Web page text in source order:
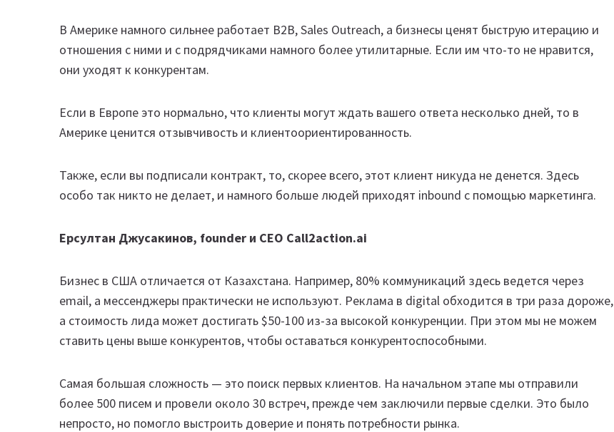
В Америке намного сильнее работает B2B, Sales Outreach, а бизнесы ценят быструю итерацию и
отношения с ними и с подрядчиками намного более утилитарные. Если им что-то не нравится,
они уходят к конкурентам.
Если в Европе это нормально, что клиенты могут ждать вашего ответа несколько дней, то в
Америке ценится отзывчивость и клиентоориентированность.
Также, если вы подписали контракт, то, скорее всего, этот клиент никуда не денется. Здесь
особо так никто не делает, и намного больше людей приходят inbound с помощью маркетинга.
Ерсултан Джусакинов, founder и CEO Call2action.ai
Бизнес в США отличается от Казахстана. Например, 80% коммуникаций здесь ведется через
email, а мессенджеры практически не используют. Реклама в digital обходится в три раза дороже,
а стоимость лида может достигать $50-100 из-за высокой конкуренции. При этом мы не можем
ставить цены выше конкурентов, чтобы оставаться конкурентоспособными.
Самая большая сложность — это поиск первых клиентов. На начальном этапе мы отправили
более 500 писем и провели около 30 встреч, прежде чем заключили первые сделки. Это было
непросто, но помогло выстроить доверие и понять потребности рынка.